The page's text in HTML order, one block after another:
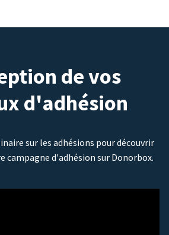
de vos
d'adhésion
sur les adhésions pour découvrir
campagne d'adhésion sur Donorbox.